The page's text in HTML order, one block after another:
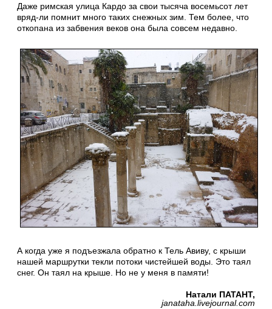
Даже римская улица Кардо за свои тысяча восемьсот лет
вряд-ли помнит много таких снежных зим. Тем более, что
откопана из забвения веков она была совсем недавно.
А когда уже я подъезжала обратно к Тель Авиву, с крыши
нашей маршрутки текли потоки чистейшей воды. Это таял
снег. Он таял на крыше. Но не у меня в памяти!
Натали ПАТАНТ,
janataha.livejournal.com